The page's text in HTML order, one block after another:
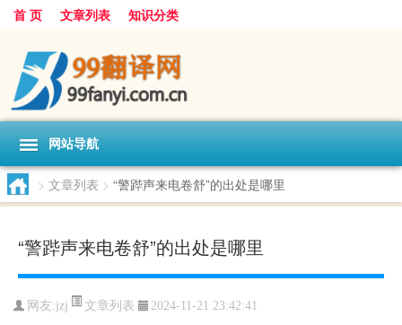
首 页 文章列表 知识分类
网站导航
> 文章列表 > “警跸声来电卷舒”的出处是哪里
“警跸声来电卷舒”的出处是哪里
网友:jzj 文章列表 2024-11-21 23:42:41